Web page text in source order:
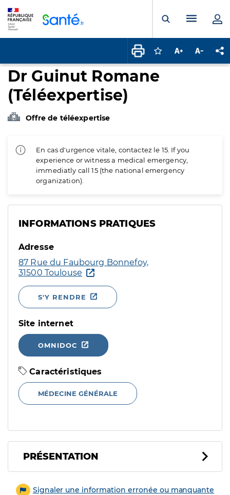
Ouvrir laMenu
Connectez-vous
Augmenter la
Dr Guinut Romane
(Téléexpertise)
Offre de téléexpertise
En cas d'urgence vitale, contactez le 15. If you
experience or witness a medical emergency,
immediatly call 15 (the national emergency
organization).
INFORMATIONS PRATIQUES
Adresse
87 Rue du Faubourg Bonnefoy,
31500 Toulouse
S'Y RENDRE
Site internet
OMNIDOC
Caractéristiques
MÉDECINE GÉNÉRALE
PRÉSENTATION
Signaler une information erronée ou manquante